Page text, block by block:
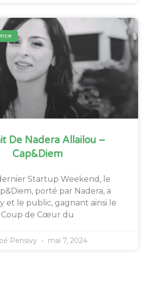
De Nadera Allailou –
Cap&Diem
Startup Weekend, le
porté par Nadera, a
et le public, gagnant ainsi le
Coup de Cœur du
Pensivy mai 7, 2024